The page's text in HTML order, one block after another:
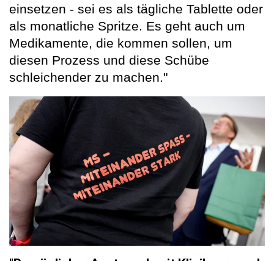
einsetzen - sei es als tägliche Tablette oder
als monatliche Spritze. Es geht auch um
Medikamente, die kommen sollen, um
diesen Prozess und diese Schübe
schleichender zu machen."